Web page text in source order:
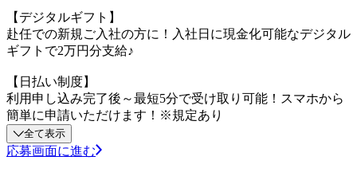
【デジタルギフト】
赴任での新規ご入社の方に！入社日に現金化可能なデジタル
ギフトで2万円分支給♪
【日払い制度】
利用申し込み完了後～最短5分で受け取り可能！スマホから
簡単に申請いただけます！※規定あり
全て表示
応募画面に進む